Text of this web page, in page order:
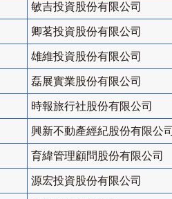
敏吉投資股份有限公司
卿茗投資股份有限公司
雄維投資股份有限公司
磊展實業股份有限公司
時報旅行社股份有限公司
興新不動產經紀股份有限公司
育緯管理顧問股份有限公司
源宏投資股份有限公司